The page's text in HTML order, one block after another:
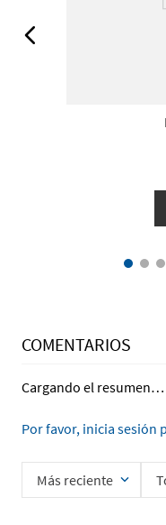
COMENTARIOS
Cargando el resumen…
Por favor, inicia sesión
Más reciente